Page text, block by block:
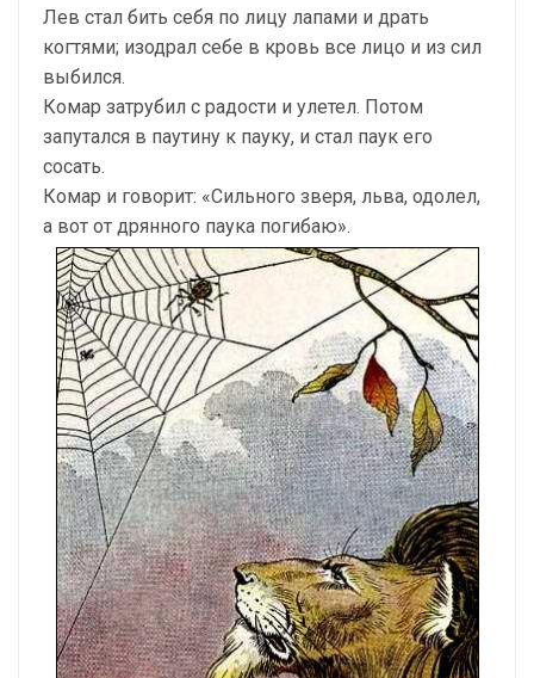
Лев стал бить себя по лицу лапами и драть
когтями; изодрал себе в кровь все лицо и из сил
выбился.
Комар затрубил с радости и улетел. Потом
запутался в паутину к пауку, и стал паук его
сосать.
Комар и говорит: «Сильного зверя, льва, одолел,
а вот от дрянного паука погибаю».